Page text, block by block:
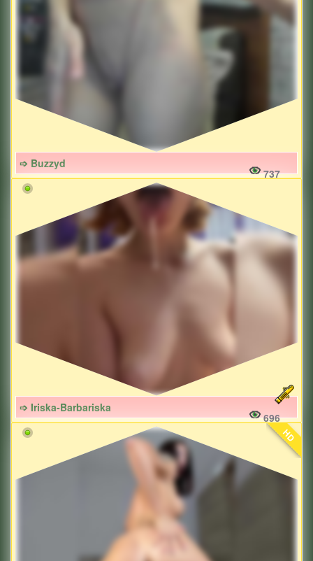
➩ Buzzyd
737
➩ Iriska-Barbariska
696
HD